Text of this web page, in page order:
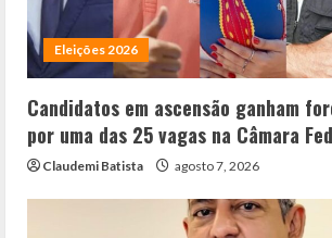
Eleições 2026
Candidatos em ascensão ganham
por uma das 25 vagas na Câmara
Claudemi Batista agosto 7, 2026